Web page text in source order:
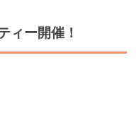
ィー開催！